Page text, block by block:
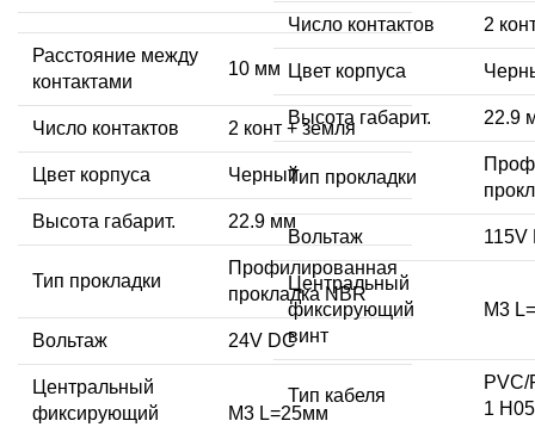
Расстояние между
контактами
10 мм
Число контактов 2 конт + земля
Цвет корпуса Черный
Высота габарит. 22.9 мм
Тип прокладки
Профилированная
прокладка NBR
Вольтаж 24V DC
Центральный
фиксирующий
M3 L=25мм
Число контактов 2
Цвет корпуса
Высота габарит. 22.9
Тип прокладки
Вольтаж 115V
Центральный
фиксирующий
винт
M3
Тип кабеля
PVC/
1